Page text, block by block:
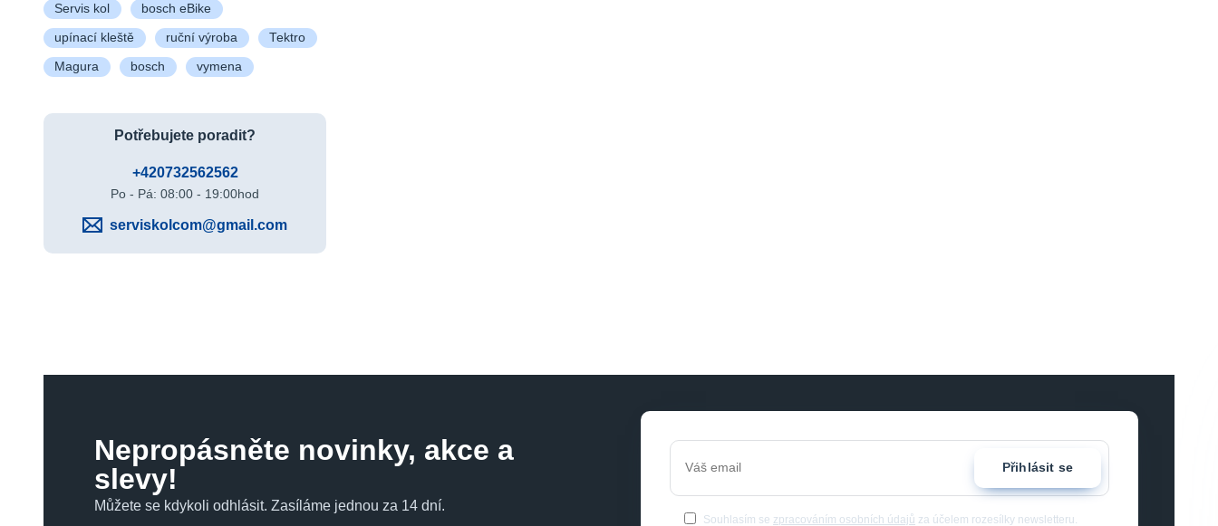
Servis kol bosch eBike
upínací kleště ruční výroba Tektro
Magura bosch vymena
Potřebujete poradit?
+420732562562
Po - Pá: 08:00 - 19:00hod
serviskolcom@gmail.com
Nepropásněte novinky, akce a
slevy!
Můžete se kdykoli odhlásit. Zasíláme jednou za 14 dní.
Přihlásit se
Souhlasím se zpracováním osobních údajů za účelem rozesílky newsletteru.